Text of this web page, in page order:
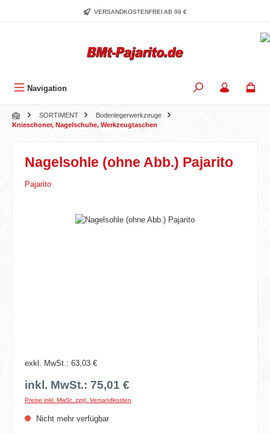
Zum Hauptinhalt springenVERSANDKOSTENFREI AB 99 €
Navigation
SORTIMENT
Bodenlegerwerkzeuge
Knieschoner, Nagelschuhe, Werkzeugtaschen
Nagelsohle (ohne Abb.) Pajarito
Pajarito
Bildergalerie überspringen
exkl. MwSt.: 63,03 €
inkl. MwSt.: 75,01 €
Preise inkl. MwSt. zzgl. Versandkosten
Nicht mehr verfügbar